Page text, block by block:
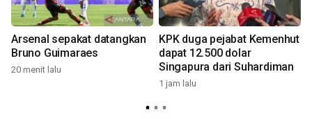
Arsenal sepakat datangkan
Bruno Guimaraes
20 menit lalu
KPK duga pejabat Kemenhut
dapat 12.500 dolar
Singapura dari Suhardiman
1 jam lalu